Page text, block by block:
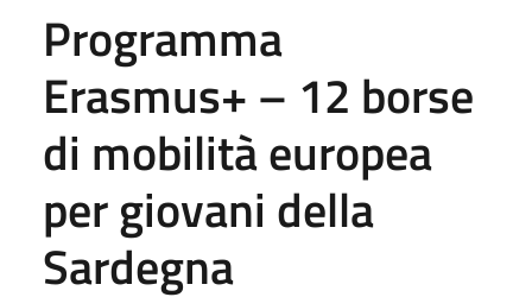
Programma
Erasmus+ – 12 borse
di mobilità europea
per giovani della
Sardegna